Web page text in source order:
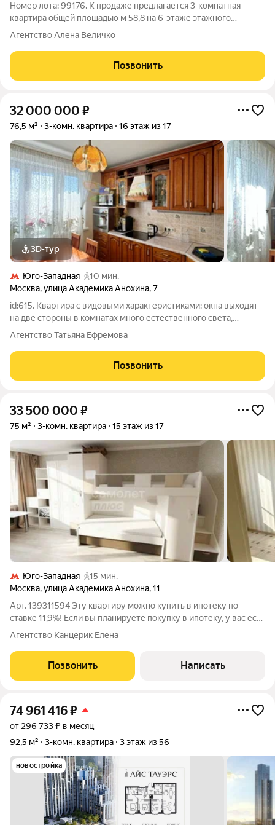
Номер лота: 99176. К продаже предлагается 3-комнатная
квартира общей площадью м 58,8 на 6-этаже этажного
панельного дома в одном из самых комфортных, престижных
проспекте Вернадского. Дом
Агентство Алена Величко
Позвонить
32 000 000 ₽
76,5 м² 3-комн. квартира 16 этаж из 17
3D-тур
Юго-Западная
10 мин.
Москва,улица Академика Анохина,7
id:615. Квартира с видовыми характеристиками: окна выходят
на две стороны в комнатах много естественного света,
открываются приятные виды. О КВАРТИРЕ: Планировка с
тремя изолированными комнатами: 18 кв. м, 14,1 кв. м и 14,2 кв.
м. Такая планировка
Агентство Татьяна Ефремова
Позвонить
33 500 000 ₽
75 м² 3-комн. квартира 15 этаж из 17
Юго-Западная
15 мин.
Москва,улица Академика Анохина,11
Арт. 139311594 Эту квартиру можно купить в ипотеку по
ставке 11,9%! Если вы планируете покупку в ипотеку, у вас есть
возможность приобрести эту квартиру по ставке от 11,9%
благодаря нашим банкам-партнерам. Это может существенно
снизить ежемесячный
Агентство Канцерик Елена
Позвонить Написать
74 961 416₽
от 296 733 ₽ в месяц
92,5 м²
3-комн. квартира 3 этаж из 56
новостройка